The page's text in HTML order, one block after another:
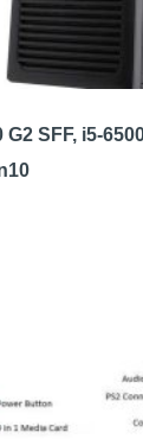
G2 SFF, i5-